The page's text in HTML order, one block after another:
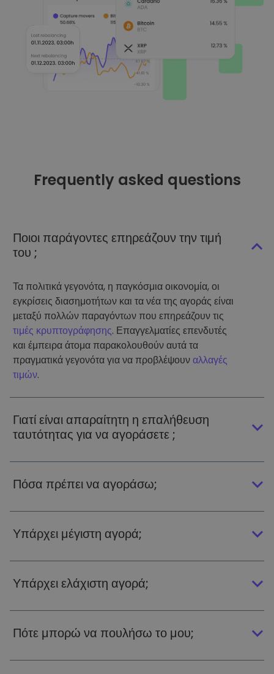
Frequently asked questions
Ποιοι παράγοντες επηρεάζουν την τιμή
του ;
Τα πολιτικά γεγονότα, η παγκόσμια οικονομία, οι
εγκρίσεις διασημοτήτων και τα νέα της αγοράς είναι
μεταξύ πολλών παραγόντων που επηρεάζουν τις
τιμές κρυπτογράφησης. Επαγγελματίες επενδυτές
και έμπειρα άτομα παρακολουθούν αυτά τα
πραγματικά γεγονότα για να προβλέψουναλλαγές
τιμών.
Γιατί είναι απαραίτητη η επαλήθευση
ταυτότητας για να αγοράσετε ;
Πόσα πρέπει να αγοράσω;
Υπάρχει μέγιστη αγορά;
Υπάρχει ελάχιστη αγορά;
Πότε μπορώ να πουλήσω το μου;